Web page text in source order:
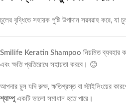
চুলের বৃদ্ধিতে সহায়ক পুষ্টি উপাদান সরবরাহ করে,
Smilife Keratin Shampoo নিয়মিত ব্যবহার
এবং ক্ষতি প্রতিরোধে সহায়তা করবে। 😊
আপনার চুল যদি রুক্ষ, ক্ষতিগ্রস্ত বা স্টাইলিংয়ের
শ্যাম্পুএকটি ভালো সমাধান হতে পারে।